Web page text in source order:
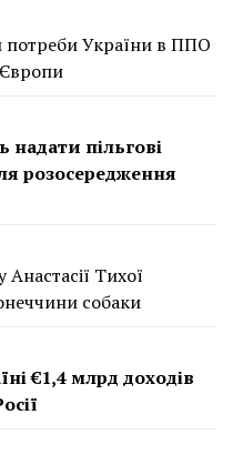
потреби України в ППО
надати пільгові
розосередження
Анастасії Тихої
собаки
€1,4 млрд доходів